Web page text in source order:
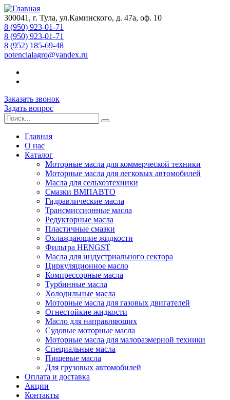
300041, г. Тула, ул.Каминского, д. 47а, оф. 10
8 (950) 923-01-71
8 (950) 923-01-71
8 (952) 185-69-48
potencialagro@yandex.ru
Заказать звонок
Задать вопрос
Главная
О нас
Каталог
Моторные масла для коммерческой техники
Моторные масла для легковых автомобилей
Масла для сельхозтехники
Смазки ВМПАВТО
Гидравлические масла
Трансмиссионные масла
Редукторные масла
Пластичные смазки
Охлаждающие жидкости
Фильтра HENGST
Масла для индустриального сектора
Циркуляционное масло
Компрессорные масла
Турбинные масла
Холодильные масла
Моторные масла для газовых двигателей
Огнестойкие жидкости
Масло для направляющих
Судовые моторные масла
Моторные масла для малоразмерной техники
Специальные масла
Пищевые масла
Для грузовых автомобилей
Оплата и доставка
Акции
Контакты